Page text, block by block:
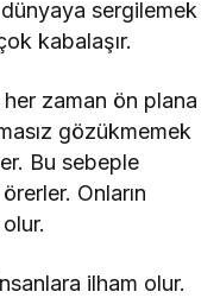
sergilemek
kabalaşır.
zaman ön plana
gözükmemek
Bu sebeple
Onların
ilham olur.